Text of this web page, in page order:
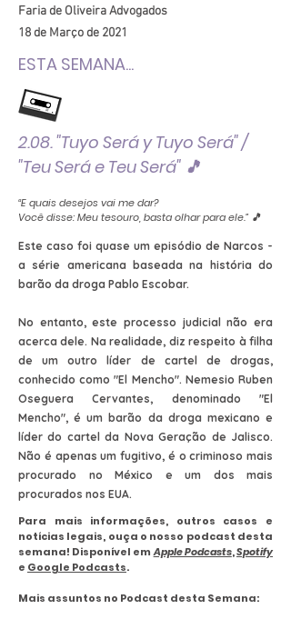
Faria de Oliveira Advogados
18 de Março de 2021
ESTA SEMANA...
2.08. "Tuyo Será y Tuyo Será" /
"Teu Será e Teu Será" 🎵
“E quais desejos vai me dar?
Você disse: Meu tesouro, basta olhar para ele.” 🎵
Este caso foi quase um episódio de Narcos -
a série americana baseada na história do
barão da droga Pablo Escobar.
No entanto, este processo judicial não era
acerca dele. Na realidade, diz respeito à filha
de um outro líder de cartel de drogas,
conhecido como "El Mencho". Nemesio Ruben
Oseguera Cervantes, denominado "El
Mencho", é um barão da droga mexicano e
líder do cartel da Nova Geração de Jalisco.
Não é apenas um fugitivo, é o criminoso mais
procurado no México e um dos mais
procurados nos EUA.
Para mais informações, outros casos e
notícias legais, ouça o nosso podcast desta
semana! Disponível emApple Podcasts,Spotify
e Google Podcasts.
Mais assuntos no Podcast desta Semana: